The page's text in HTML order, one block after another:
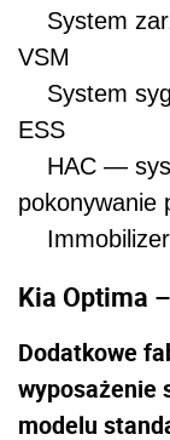
System
VSM
System
ESS
HAC —
pokonywanie
Immobilizer
Kia Optima
Dodatkowe
wyposażenie
modelu